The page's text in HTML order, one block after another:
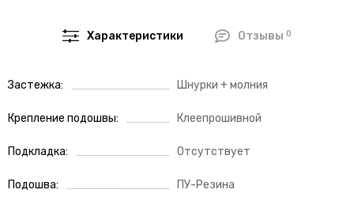
Характеристики Отзывы 0
Застежка Шнурки + молния
Крепление подошвы Клеепрошивной
Подкладка Отсутствует
Подошва ПУ-Резина